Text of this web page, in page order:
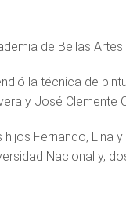
de Bellas Artes
la técnica de
y José Clemente
Fernando, Lina
Nacional y,